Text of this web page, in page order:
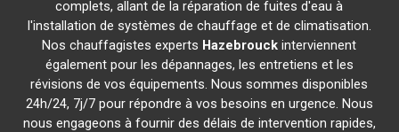
complets, allant de la réparation de fuites d'eau à
l'installation de systèmes de chauffage et de climatisation.
Nos chauffagistes experts Hazebrouck interviennent
également pour les dépannages, les entretiens et les
révisions de vos équipements. Nous sommes disponibles
24h/24, 7j/7 pour répondre à vos besoins en urgence. Nous
nous engageons à fournir des délais de intervention rapides,